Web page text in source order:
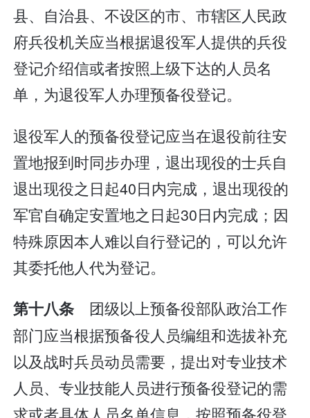
县、自治县、不设区的市、市辖区人民政
府兵役机关应当根据退役军人提供的兵役
登记介绍信或者按照上级下达的人员名
单，为退役军人办理预备役登记。
退役军人的预备役登记应当在退役前往安
置地报到时同步办理，退出现役的士兵自
退出现役之日起40日内完成，退出现役的
军官自确定安置地之日起30日内完成；因
特殊原因本人难以自行登记的，可以允许
其委托他人代为登记。
第十八条 团级以上预备役部队政治工作
部门应当根据预备役人员编组和选拔补充
以及战时兵员动员需要，提出对专业技术
人员、专业技能人员进行预备役登记的需